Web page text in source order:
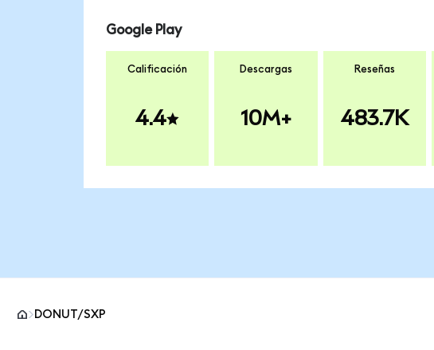
Google Play
Calificación
4.4
Descargas
10M+
Reseñas
483.7K
DONUT/SXP